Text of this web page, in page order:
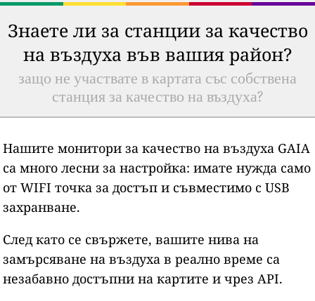
Знаете ли за станции за качество
на въздуха във вашия район?
защо не участвате в картата със собствена
станция за качество на въздуха?
Нашите монитори за качество на въздуха GAIA
са много лесни за настройка: имате нужда само
от WIFI точка за достъп и съвместимо с USB
захранване.
След като се свържете, вашите нива на
замърсяване на въздуха в реално време са
незабавно достъпни на картите и чрез API.